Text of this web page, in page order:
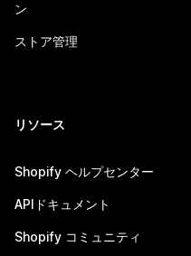
ン
ストア管理
リソース
Shopify ヘルプセンター
APIドキュメント
Shopify コミュニティ